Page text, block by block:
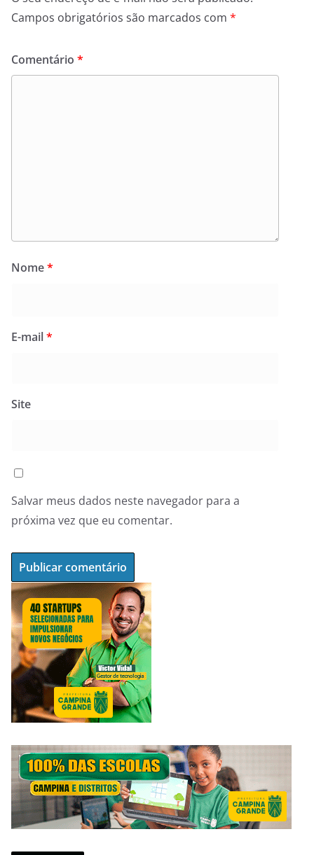
Campos obrigatórios são marcados com *
Comentário *
Nome*
E-mail*
Site
Salvar meus dados neste navegador para a
próxima vez que eu comentar.